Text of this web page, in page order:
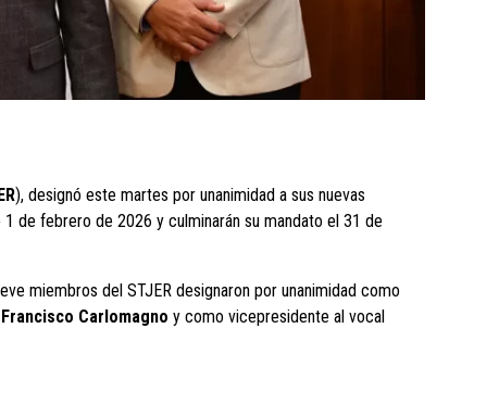
), designó este martes por unanimidad a sus nuevas
de febrero de 2026 y culminarán su mandato el 31 de
miembros del STJER designaron por unanimidad como
Carlomagno y como vicepresidente al vocal